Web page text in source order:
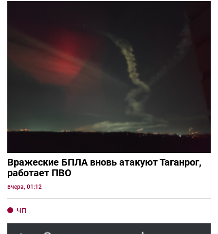
Вражеские БПЛА вновь атакуют Таганрог,
работает ПВО
вчера, 01:12
ЧП